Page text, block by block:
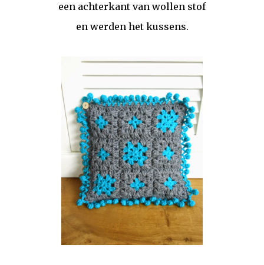
een achterkant van wollen stof
en werden het kussens.